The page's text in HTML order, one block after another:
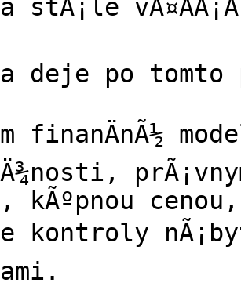
stÃ¡le
deje po tomto
finanÄnÃ½
kÃºpnou
kontroly